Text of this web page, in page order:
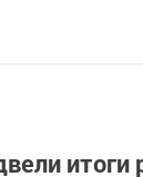
итоги